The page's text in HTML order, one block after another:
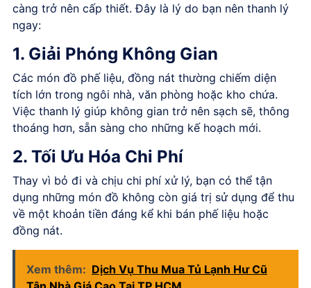
càng trở nên cấp thiết. Đây là lý do bạn nên thanh lý
ngay:
1. Giải Phóng Không Gian
Các món đồ phế liệu, đồng nát thường chiếm diện
tích lớn trong ngôi nhà, văn phòng hoặc kho chứa.
Việc thanh lý giúp không gian trở nên sạch sẽ, thông
thoáng hơn, sẵn sàng cho những kế hoạch mới.
2. Tối Ưu Hóa Chi Phí
Thay vì bỏ đi và chịu chi phí xử lý, bạn có thể tận
dụng những món đồ không còn giá trị sử dụng để thu
về một khoản tiền đáng kể khi bán phế liệu hoặc
đồng nát.
Xem thêm: Dịch Vụ Thu Mua Tủ Lạnh Hư Cũ